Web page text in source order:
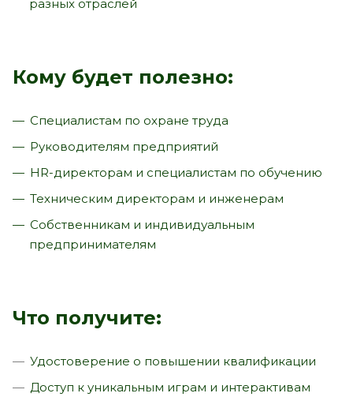
разных отраслей
Кому будет полезно:
Специалистам по охране труда
Руководителям предприятий
HR-директорам и специалистам по обучению
Техническим директорам и инженерам
Собственникам и индивидуальным
предпринимателям
Что получите:
Удостоверение о повышении квалификации
Доступ к уникальным играм и интерактивам